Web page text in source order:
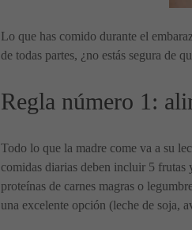
Lo que has comido durante el
de todas partes, ¿no estás segura de
Regla número 1:
Todo lo que la madre come va a su
comidas diarias deben incluir 5
proteínas de carnes magras o
una excelente opción (leche de soja,